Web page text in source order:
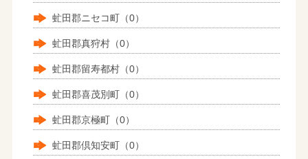
虻田郡ニセコ町（0）
虻田郡真狩村（0）
虻田郡留寿都村（0）
虻田郡喜茂別町（0）
虻田郡京極町（0）
虻田郡倶知安町（0）